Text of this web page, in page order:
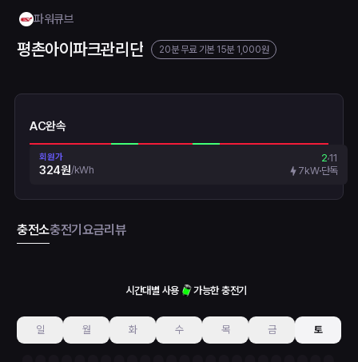
파워큐브
평촌아이파크관리단 20분 무료기본 15분 1,000원
AC완속
회원가
324원/kWh
211
7kW단독
충전소충전기요금리뷰
시간대별 사용 가능한 충전기
일 월 화 수 목 금 토